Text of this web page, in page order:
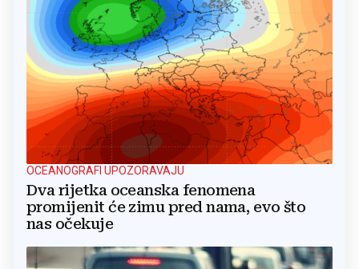
OCEANOGRAFI UPOZORAVAJU
Dva rijetka oceanska fenomena
promijenit će zimu pred nama, evo što
nas očekuje